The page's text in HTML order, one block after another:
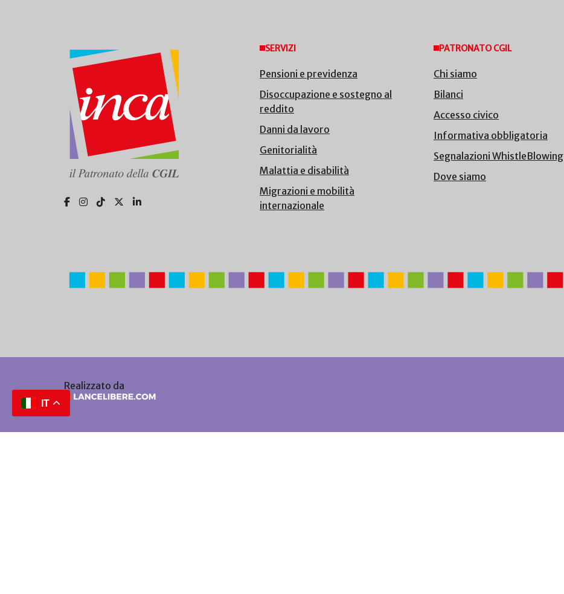
SERVIZI
Pensioni e previdenza
Disoccupazione e sostegno al
reddito
Danni da lavoro
Genitorialità
Malattia e disabilità
Migrazioni e mobilità
internazionale
PATRONATO CGIL
Chi siamo
Bilanci
Accesso civico
Informativa obbligatoria
Segnalazioni WhistleBlowing
Dove siamo
Realizzato da
IT